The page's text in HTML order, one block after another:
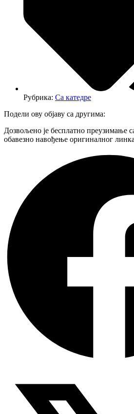
Рубрика: Са катедре
Подели ову објаву са другима:
Дозвољено је бесплатно преузимање
обавезно навођење оригиналног